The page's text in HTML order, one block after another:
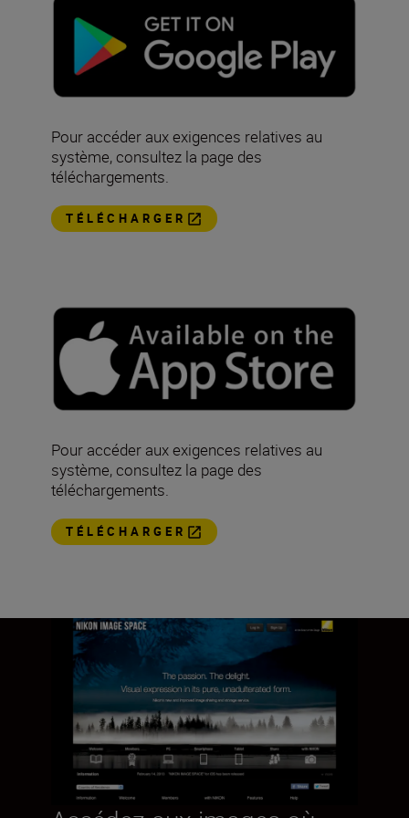
Pour accéder aux exigences relatives au
système, consultez la page des
téléchargements.
TÉLÉCHARGER
Pour accéder aux exigences relatives au
système, consultez la page des
téléchargements.
TÉLÉCHARGER